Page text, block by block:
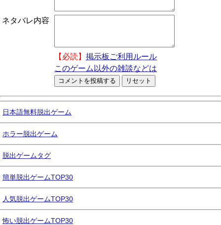
ネタバレ内容
【必読】 掲示板ご利用ルール
このゲーム以外の雑談などは
日本語無料脱出ゲーム
ホラー脱出ゲーム
脱出ゲームタグ
簡単脱出ゲームTOP30
人気脱出ゲームTOP30
怖い脱出ゲームTOP30